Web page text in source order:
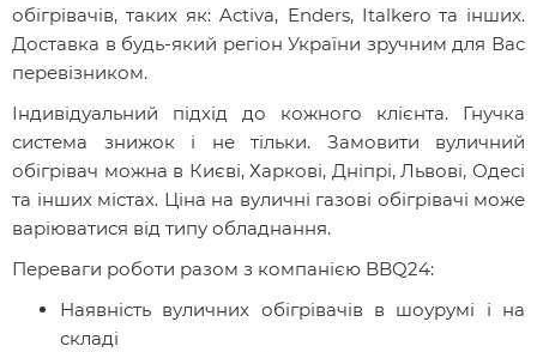
обігрівачів, таких як: Activa, Enders, Italkero та інших.
Доставка в будь-який регіон України зручним для Вас
перевізником.
Індивідуальний підхід до кожного клієнта. Гнучка
система знижок і не тільки. Замовити вуличний
обігрівач можна в Києві, Харкові, Дніпрі, Львові, Одесі
та інших містах. Ціна на вуличні газові обігрівачі може
варіюватися від типу обладнання.
Переваги роботи разом з компанією BBQ24:
Наявність вуличних обігрівачів в шоурумі і на
складі